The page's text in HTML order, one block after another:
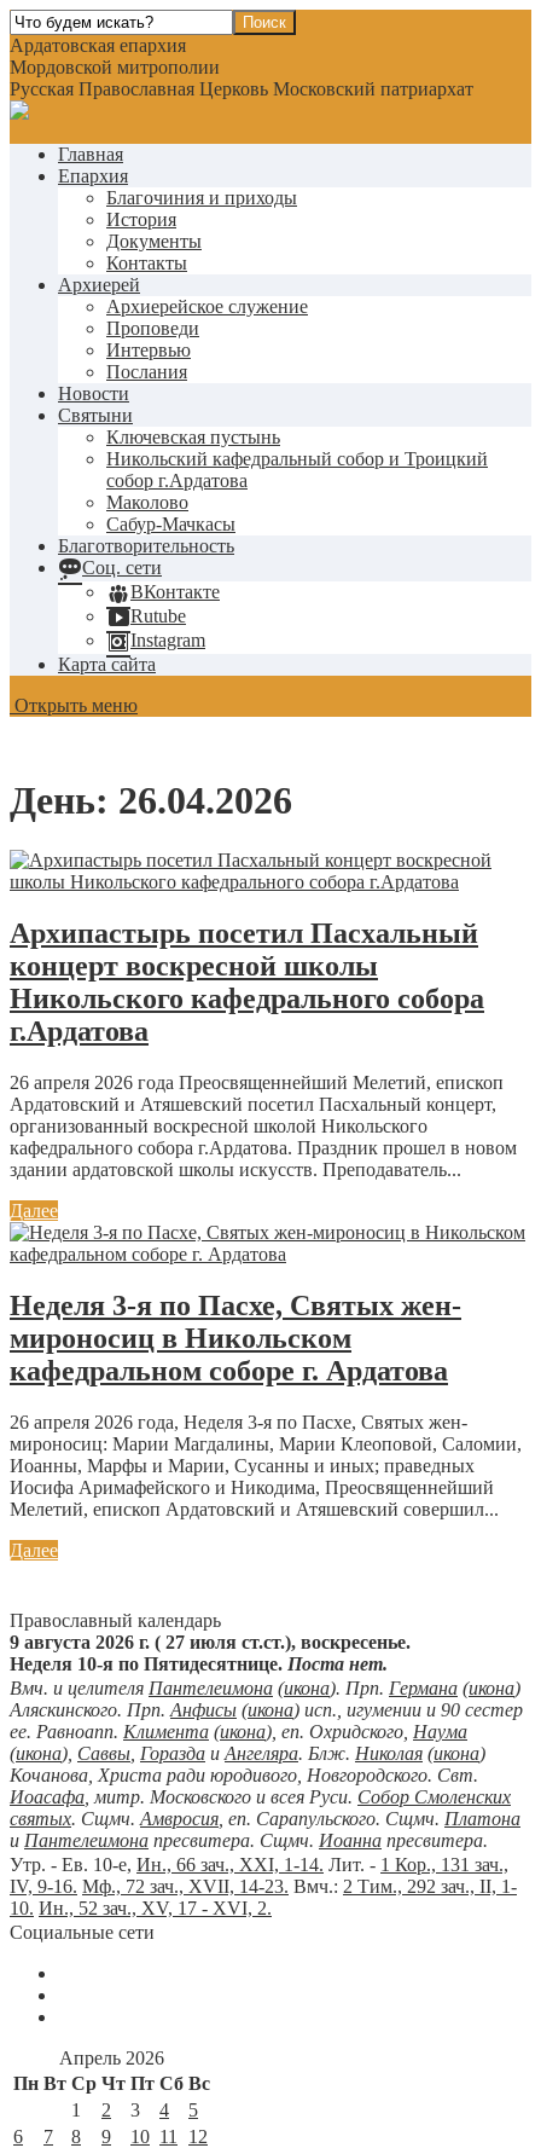
Ардатовская епархия
Мордовской митрополии
Русская Православная Церковь Московский патриархат
Главная
Епархия
Благочиния и приходы
История
Документы
Контакты
Архиерей
Архиерейское служение
Проповеди
Интервью
Послания
Новости
Святыни
Ключевская пустынь
Никольский кафедральный собор и Троицкий
собор г.Ардатова
Маколово
Сабур-Мачкасы
Благотворительность
Соц. сети
ВКонтакте
Rutube
Instagram
Карта сайта
Открыть меню
День: 26.04.2026
Архипастырь посетил Пасхальный
концерт воскресной школы
Никольского кафедрального собора
г.Ардатова
26 апреля 2026 года Преосвященнейший Мелетий, епископ
Ардатовский и Атяшевский посетил Пасхальный концерт,
организованный воскресной школой Никольского
кафедрального собора г.Ардатова. Праздник прошел в новом
здании ардатовской школы искусств. Преподаватель...
Далее
Неделя 3-я по Пасхе, Святых жен-
мироносиц в Никольском
кафедральном соборе г. Ардатова
26 апреля 2026 года, Неделя 3-я по Пасхе, Святых жен-
мироносиц: Марии Магдалины, Марии Клеоповой, Саломии,
Иоанны, Марфы и Марии, Сусанны и иных; праведных
Иосифа Аримафейского и Никодима, Преосвященнейший
Мелетий, епископ Ардатовский и Атяшевский совершил...
Далее
Православный календарь
9 августа 2026 г. ( 27 июля ст.ст.), воскресенье.
Неделя 10-я по Пятидесятнице. Поста нет.
Вмч. и целителя Пантелеимона (икона). Прп. Германа (икона)
Аляскинского. Прп. Анфисы (икона) исп., игумении и 90 сестер
ее. Равноапп. Климента (икона), еп. Охридского, Наума
(икона), Саввы Горазда и Ангеляра. Блж. Николая (икона)
Кочанова, Христа ради юродивого, Новгородского. Свт.
Иоасафа , митр. Московского и всея Руси. Собор Смоленских
святых. Сщмч. Амвросия , еп. Сарапульского. Сщмч. Платона
и Пантелеимона пресвитера. Сщмч. Иоанна пресвитера.
Утр. - Ев. 10-е, Ин., 66 зач., XXI, 1-14. Лит. - 1 Кор., 131 зач.,
IV, 9-16. Мф., 72 зач., XVII, 14-23. Вмч.: 2 Тим., 292 зач., II, 1-
10. Ин., 52 зач., XV, 17 - XVI, 2.
Социальные сети
Апрель 2026
Пн Вт Ср Чт Пт Сб Вс
1
2 3 4
5
6
7 8 9 10 11
12